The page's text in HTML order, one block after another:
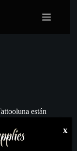
están
y a personas
en nuestra
puede garantizar la
x